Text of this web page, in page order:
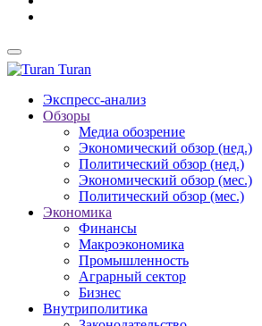
Turan
Экспресс-анализ
Обзоры
Медиа обозрение
Экономический обзор (нед.)
Политический обзор (нед.)
Экономический обзор (мес.)
Политический обзор (мес.)
Экономика
Финансы
Макроэкономика
Промышленность
Аграрный сектор
Бизнес
Внутриполитика